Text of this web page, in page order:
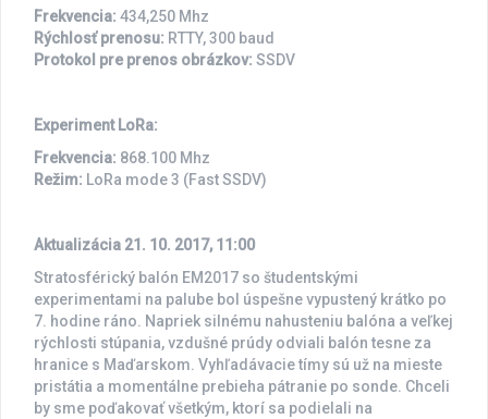
Frekvencia: 434,250 Mhz
Rýchlosť prenosu: RTTY, 300 baud
Protokol pre prenos obrázkov: SSDV
Experiment LoRa:
Frekvencia: 868.100 Mhz
Režim: LoRa mode 3 (Fast SSDV)
Aktualizácia 21. 10. 2017, 11:00
Stratosférický balón EM2017 so študentskými
experimentami na palube bol úspešne vypustený krátko po
7. hodine ráno. Napriek silnému nahusteniu balóna a veľkej
rýchlosti stúpania, vzdušné prúdy odviali balón tesne za
hranice s Maďarskom. Vyhľadávacie tímy sú už na mieste
pristátia a momentálne prebieha pátranie po sonde. Chceli
by sme poďakovať všetkým, ktorí sa podielali na